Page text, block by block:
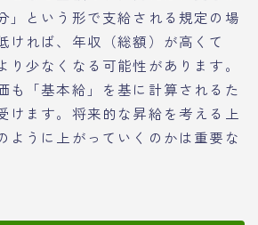
」という形で支給される規定の場
ければ、年収（総額）が高くて
り少なくなる可能性があります。
も「基本給」を基に計算されるた
けます。将来的な昇給を考える上
ように上がっていくのかは重要な